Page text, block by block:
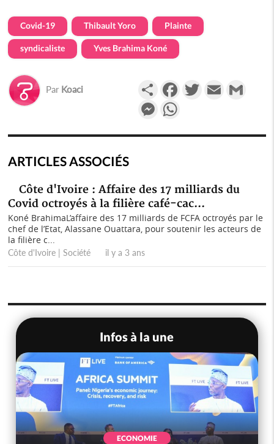
Covid-19 Thibault Yoro Plainte
syndicaliste Yves Brahima Koné
Par Koaci PartagerFacebookTwitterEmail
Messenger
ARTICLES ASSOCIÉS
Côte d'Ivoire : Affaire des 17 milliards du
Covid octroyés à la filière café-cac...
Koné Brahima L’affaire des 17 milliards de FCFA octroyés par le
chef de l’Etat, Alassane Ouattara, pour soutenir les acteurs de
la filière c...
Côte d'Ivoire | Société il y a 3 ans
Infos à la une
ECONOMIE